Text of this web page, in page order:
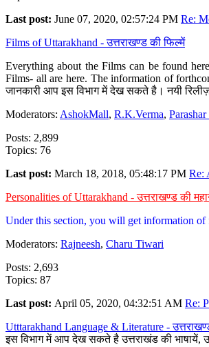
Last post: June 07, 2020, 02:57:24 PM Re:
Films of Uttarakhand - उत्तराखण्ड की फिल्में
Everything about the Films can be found
Films- all are here. The information of
जानकारी आप इस विभाग में देख सकते है। नयी
Moderators: AshokMall, R.K.Verma,
Posts: 2,899
Topics: 76
Last post: March 18, 2018, 05:48:17 PM Re:
Personalities of Uttarakhand - उत्तराखण्ड की
Under this section, you will get information of
Moderators: Rajneesh, Charu Tiwari
Posts: 2,693
Topics: 87
Last post: April 05, 2020, 04:32:51 AM Re:
Utttarakhand Language & Literature -
इस विभाग में आप देख सकते है उत्तराखंड की भाषायें,